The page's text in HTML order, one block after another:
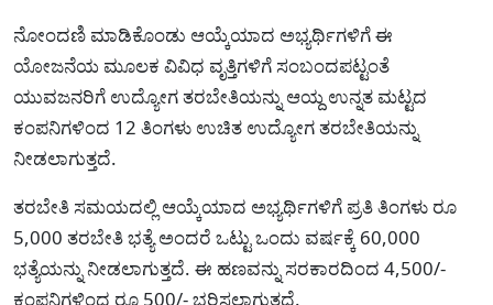
ನೋಂದಣಿ ಮಾಡಿಕೊಂಡು ಆಯ್ಕೆಯಾದ ಅಭ್ಯರ್ಥಿಗಳಿಗೆ ಈ
ಯೋಜನೆಯ ಮೂಲಕ ವಿವಿಧ ವೃತ್ತಿಗಳಿಗೆ ಸಂಬಂದಪಟ್ಟಂತೆ
ಯುವಜನರಿಗೆ ಉದ್ಯೋಗ ತರಬೇತಿಯನ್ನು ಆಯ್ದ ಉನ್ನತ ಮಟ್ಟದ
ಕಂಪನಿಗಳಿಂದ 12 ತಿಂಗಳು ಉಚಿತ ಉದ್ಯೋಗ ತರಬೇತಿಯನ್ನು
ನೀಡಲಾಗುತ್ತದೆ.
ತರಬೇತಿ ಸಮಯದಲ್ಲಿ ಆಯ್ಕೆಯಾದ ಅಭ್ಯರ್ಥಿಗಳಿಗೆ ಪ್ರತಿ ತಿಂಗಳು ರೂ
5,000 ತರಬೇತಿ ಭತ್ಯೆ ಅಂದರೆ ಒಟ್ಟು ಒಂದು ವರ್ಷಕ್ಕೆ 60,000
ಭತ್ಯೆಯನ್ನು ನೀಡಲಾಗುತ್ತದೆ. ಈ ಹಣವನ್ನು ಸರಕಾರದಿಂದ 4,500/-
ಕಂಪನಿಗಳಿಂದ ರೂ 500/- ಭರಿಸಲಾಗುತ್ತದೆ.